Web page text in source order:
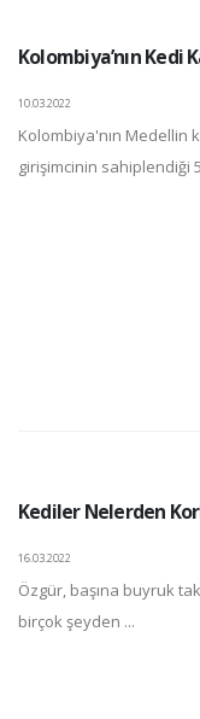
Kolombiya’nın Kedi
10.03.2022
Kolombiya'nın Medellin
girişimcinin sahiplendiği
Kediler Nelerden
16.03.2022
Özgür, başına buyruk
birçok şeyden ...